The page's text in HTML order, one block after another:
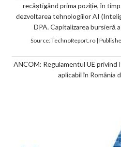
recâștigând prima poziție, în
dezvoltarea tehnologiilor AI
DPA. Capitalizarea bursieră
Source:TechnoReport.ro|
ANCOM: Regulamentul UE
aplicabil în România